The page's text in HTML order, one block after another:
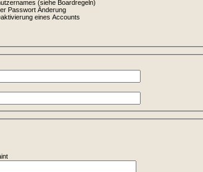
(siehe Boardregeln)
Adresse oder Passwort Änderung
eines Accounts